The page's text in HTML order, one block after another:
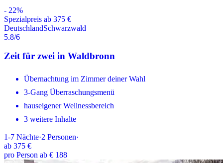
- 22%
Spezialpreis ab 375 €
DeutschlandSchwarzwald
5.8/6
Zeit für zwei in Waldbronn
Übernachtung im Zimmer deiner Wahl
3-Gang Überraschungsmenü
hauseigener Wellnessbereich
3 weitere Inhalte
1-7 Nächte·2 Personen·
ab 375 €
pro Person ab € 188